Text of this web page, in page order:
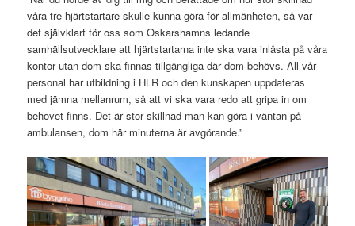
våra tre hjärtstartare skulle kunna göra för allmänheten, så var
det självklart för oss som Oskarshamns ledande
samhällsutvecklare att hjärtstartarna inte ska vara inlåsta på våra
kontor utan dom ska finnas tillgängliga där dom behövs. All vår
personal har utbildning i HLR och den kunskapen uppdateras
med jämna mellanrum, så att vi ska vara redo att gripa in om
behovet finns. Det är stor skillnad man kan göra i väntan på
ambulansen, dom här minuterna är avgörande.”